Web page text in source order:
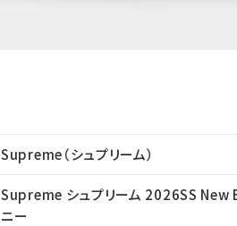
Supreme（シュプリーム）
Supreme シュプリーム 2026SS New
ニー